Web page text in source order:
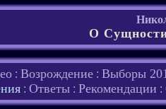
О
: Возрождение: Выборы
: Ответы: Рекомендации :